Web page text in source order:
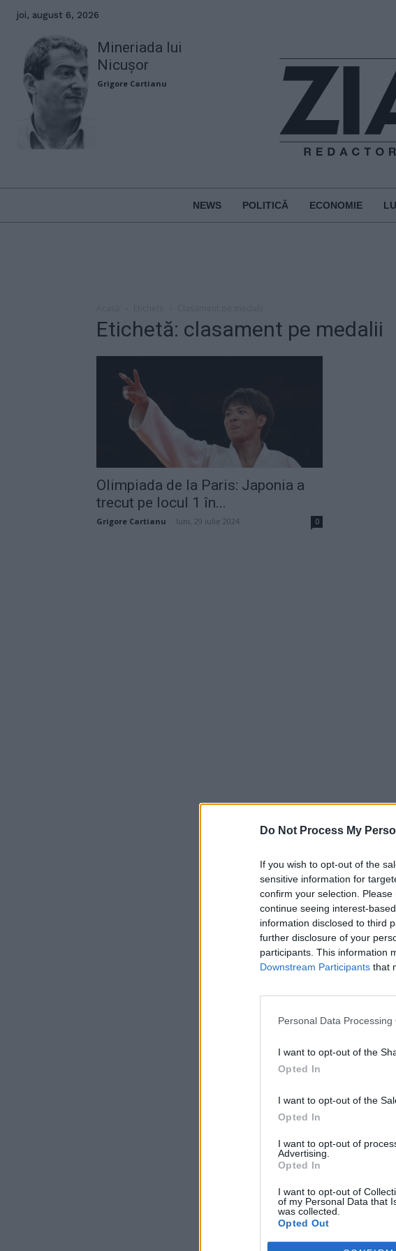
Do Not Process My
If you wish to opt-out of the
sensitive information for
confirm your selection.
continue seeing interest-
information disclosed to third
further disclosure of your
participants. This information
Downstream Participants that
Personal Data Processing
I want to opt-out of the
Opted In
I want to opt-out of the
Opted In
I want to opt-out of
Advertising.
Opted In
I want to opt-out of
of my Personal Data that
was collected.
Opted Out
joi, august 6, 2026
Mineriada lui
Nicușor
Grigore Cartianu
NEWS POLITICĂ ECONOMIE
Etichetă: clasament pe medalii
Olimpiada de la Paris: Japonia a
trecut pe locul 1 în...
Grigore Cartianu luni, 29 iulie 2024 0